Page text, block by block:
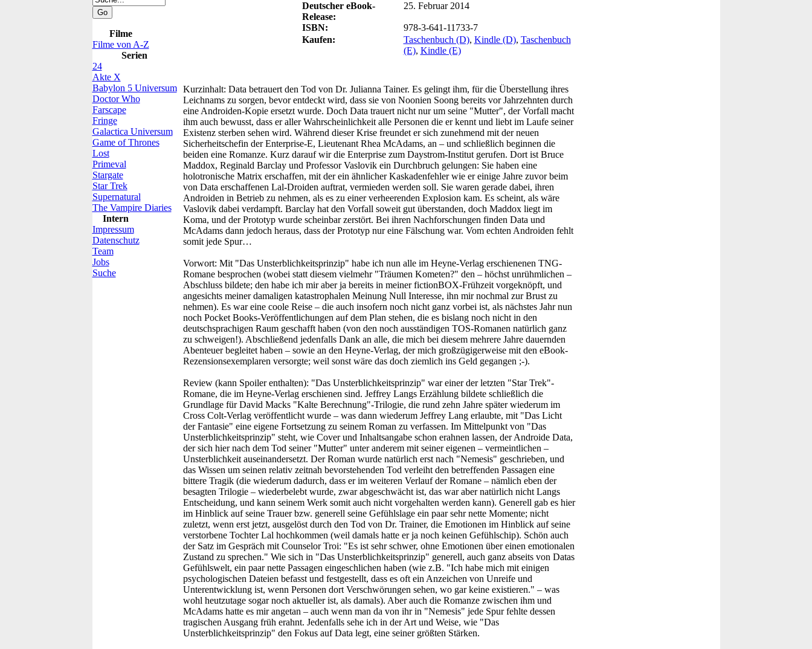
Filme
Filme von A-Z
Serien
24
Akte X
Babylon 5 Universum
Doctor Who
Farscape
Fringe
Galactica Universum
Game of Thrones
Lost
Primeval
Stargate
Star Trek
Supernatural
The Vampire Diaries
Intern
Impressum
Datenschutz
Team
Jobs
Suche
Deutscher eBook-
Release:
25. Februar 2014
ISBN:
978-3-641-11733-7
Kaufen:
Taschenbuch (D), Kindle (D), Taschenbuch
(E), Kindle (E)
Kurzinhalt: Data betrauert den Tod von Dr. Julianna Tainer. Es gelingt ihm, für die Überstellung ihres
Leichnams zu sorgen, bevor entdeckt wird, dass sie von Noonien Soong bereits vor Jahrzehnten durch
eine Androiden-Kopie ersetzt wurde. Doch Data trauert nicht nur um seine "Mutter", der Vorfall macht
ihm auch bewusst, dass er aller Wahrscheinlichkeit alle Personen die er kennt und liebt im Laufe seiner
Existenz sterben sehen wird. Während dieser Krise freundet er sich zunehmend mit der neuen
Sicherheitschefin der Enterprise-E, Lieutenant Rhea McAdams, an – und schließlich beginnen die
beiden eine Romanze. Kurz darauf wir die Enterprise zum Daystrom-Institut gerufen. Dort ist Bruce
Maddox, Reginald Barclay und Professor Vaslovik ein Durchbruch gelungen: Sie haben eine
holotronische Matrix erschaffen, mit der ein ähnlicher Kaskadenfehler wie er einige Jahre zuvor beim
von Data erschaffenen Lal-Droiden auftrat, vermieden werden soll. Sie waren gerade dabei, ihren
Androiden in Betrieb zu nehmen, als es zu einer verheerenden Explosion kam. Es scheint, als wäre
Vaslovik dabei verdampft. Barclay hat den Vorfall soweit gut überstanden, doch Maddox liegt im
Koma, und der Prototyp wurde scheinbar zerstört. Bei ihren Nachforschungen finden Data und
McAdams dann jedoch heraus, dass der Prototyp nur eine Fälschung war. Vom echten Androiden fehlt
somit jede Spur…
Vorwort: Mit "Das Unsterblichkeitsprinzip" habe ich nun alle im Heyne-Verlag erschienenen TNG-
Romane besprochen (wobei statt diesem vielmehr "Träumen Kometen?" den – höchst unrühmlichen –
Abschluss bildete; den habe ich mir aber ja bereits in meiner fictionBOX-Frühzeit vorgeknöpft, und
angesichts meiner damaligen katastrophalen Meinung Null Interesse, ihn mir nochmal zur Brust zu
nehmen). Es war eine coole Reise – die auch insofern noch nicht ganz vorbei ist, als nächstes Jahr nun
noch Pocket Books-Veröffentlichungen auf dem Plan stehen, die es bislang noch nicht in den
deutschsprachigen Raum geschafft haben (von den noch ausständigen TOS-Romanen natürlich ganz
zu schweigen!). Abschließend jedenfalls Dank an alle, die mich bei diesem mehrere Jahre dauernden
Abenteuer begleitet haben – sowie an den Heyne-Verlag, der mich großzügigerweise mit den eBook-
Rezensionsexemplaren versorgte; weil sonst wäre das doch ziemlich ins Geld gegangen ;-).
Review (kann Spoiler enthalten): "Das Unsterblichkeitsprinzip" war einer der letzten "Star Trek"-
Romane, die im Heyne-Verlag erschienen sind. Jeffrey Langs Erzählung bildete schließlich die
Grundlage für David Macks "Kalte Berechnung"-Trilogie, die rund zehn Jahre später wiederum im
Cross Colt-Verlag veröffentlicht wurde – was dann wiederum Jeffrey Lang erlaubte, mit "Das Licht
der Fantasie" eine eigene Fortsetzung zu seinem Roman zu verfassen. Im Mittelpunkt von "Das
Unsterblichkeitsprinzip" steht, wie Cover und Inhaltsangabe schon erahnen lassen, der Androide Data,
der sich hier nach dem Tod seiner "Mutter" unter anderem mit seiner eigenen – vermeintlichen –
Unsterblichkeit auseinandersetzt. Der Roman wurde natürlich erst nach "Nemesis" geschrieben, und
das Wissen um seinen relativ zeitnah bevorstehenden Tod verleiht den betreffenden Passagen eine
bittere Tragik (die wiederum dadurch, dass er im weiteren Verlauf der Romane – nämlich eben der
besagten Trilogie – wiederbelebt wurde, zwar abgeschwächt ist, das war aber natürlich nicht Langs
Entscheidung, und kann seinem Werk somit auch nicht vorgehalten werden kann). Generell gab es hier
im Hinblick auf seine Trauer bzw. generell seine Gefühlslage ein paar sehr nette Momente; nicht
zuletzt, wenn erst jetzt, ausgelöst durch den Tod von Dr. Trainer, die Emotionen im Hinblick auf seine
verstorbene Tochter Lal hochkommen (weil damals hatte er ja noch keinen Gefühlschip). Schön auch
der Satz im Gespräch mit Counselor Troi: "Es ist sehr schwer, ohne Emotionen über einen emotionalen
Zustand zu sprechen." Wie sich in "Das Unsterblichkeitsprinzip" generell, auch ganz abseits von Datas
Gefühlswelt, ein paar nette Passagen eingeschlichen haben (wie z.B. "Ich habe mich mit einigen
psychologischen Dateien befasst und festgestellt, dass es oft ein Anzeichen von Unreife und
Unterentwicklung ist, wenn Personen dort Verschwörungen sehen, wo gar keine existieren." – was
wohl heutzutage sogar noch aktueller ist, als damals). Aber auch die Romanze zwischen ihm und
McAdams hatte es mir angetan – auch wenn man da von ihr in "Nemesis" jede Spur fehlte dessen
tragischen Ausgang früh erahnt. Jedenfalls sehe ich in der Art und Weise, wie "Das
Unsterblichkeitsprinzip" den Fokus auf Data legt, eine seiner größten Stärken.